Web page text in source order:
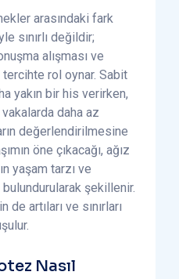
arasındaki fark
sınırlı değildir;
alışması ve
rol oynar. Sabit
yakın bir his verirken,
daha az
değerlendirilmesine
öne çıkacağı, ağız
yaşam tarzı ve
şekillenir.
artıları ve sınırları
Nasıl